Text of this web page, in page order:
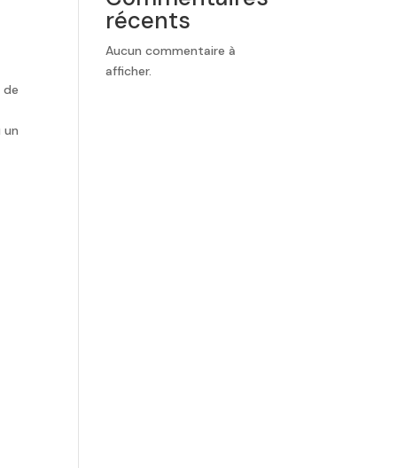
de
un
récents
Aucun commentaire à
afficher.